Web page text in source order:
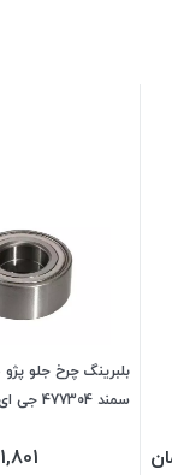
سمند 477304 جی ای اس پی